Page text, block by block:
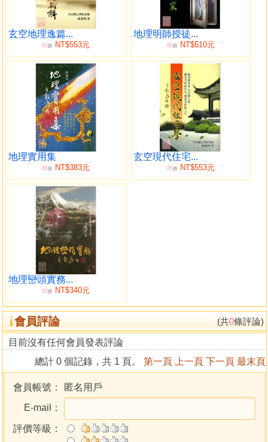
卷一、概論與名著賞析
名詞解說
巒頭基礎功夫
白髯老人<巒頭心法>
蔡麟士<巒頭心法>
尹一勻<地理精語>
楊筠松<撼龍經>
楊筠松<疑龍經>
蔡牧堂<發微論>
李默齋<千金四字訣>
<山洋指迷>論開面與地步
蔣大鴻<天元歌>山龍篇、水龍篇
楊夢庚<遠觀詩>三十六首
雪蕉子<一笑歌>
卷二、龍法之部
大陸和山脈
高山與平地的看法
尋龍之旅
玄空地理逸篇...
85折 NT$553元
地理明師授徒...
85折NT$510元
地理實用集
85折 NT$383元
玄空現代住宅...
85折NT$553元
地理巒頭實務...
85折 NT$340元
會員評論 (共0條評論)
目前沒有任何會員發表評論
總計 0 個記錄，共 1 頁。 第一頁 上一頁 下一頁 最末頁
會員帳號：
匿名用戶
E-mail：
評價等級：